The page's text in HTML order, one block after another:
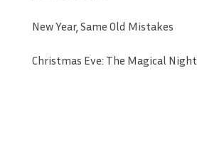
New Year, Same Old Mistakes
Christmas Eve: The Magical Night